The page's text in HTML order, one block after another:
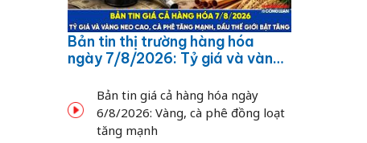
Bản tin thị trường hàng hóa
ngày 7/8/2026: Tỷ giá và vàng
dầu thế giới bật tăng
Bản tin giá cả hàng hóa ngày
6/8/2026: Vàng, cà phê đồng loạt
tăng mạnh